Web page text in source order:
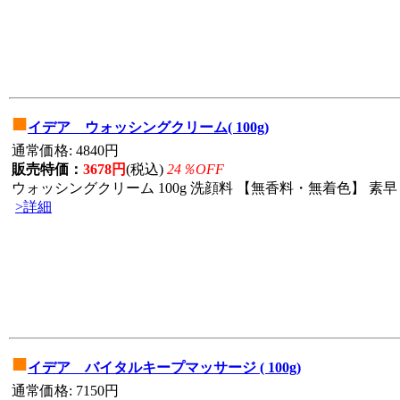
■イデア ウォッシングクリーム( 100g)
通常価格: 4840円
販売特価： 3678円(税込) 24％OFF
ウォッシングクリーム 100g 洗顔料 【無香料・無着色】 素早
>詳細
■イデア バイタルキープマッサージ ( 100g)
通常価格: 7150円